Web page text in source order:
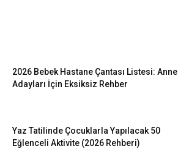
2026 Bebek Hastane Çantası Listesi: Anne
Adayları İçin Eksiksiz Rehber
Yaz Tatilinde Çocuklarla Yapılacak 50
Eğlenceli Aktivite (2026 Rehberi)